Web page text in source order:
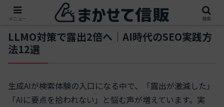
LLMO対策で露出2倍へ｜AI時代のSEO実践方
法12選
生成AIが検索体験の入口になる中で、「露出が激減した」
「AIに要点を拾われない」と悩む声が増えています。実
メニュー 検索